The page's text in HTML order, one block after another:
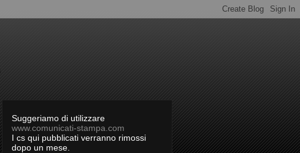
Suggeriamo di utilizzare
www.comunicati-stampa.com
I cs qui pubblicati verranno rimossi
dopo un mese.